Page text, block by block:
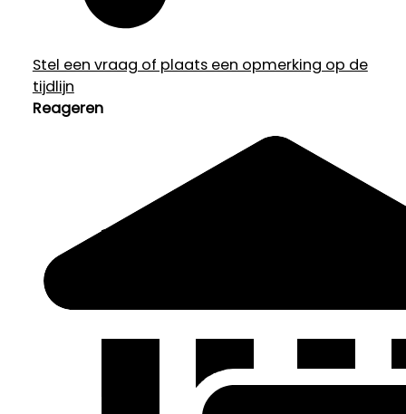
Stel een vraag of plaats een opmerking op de
tijdlijn
Reageren